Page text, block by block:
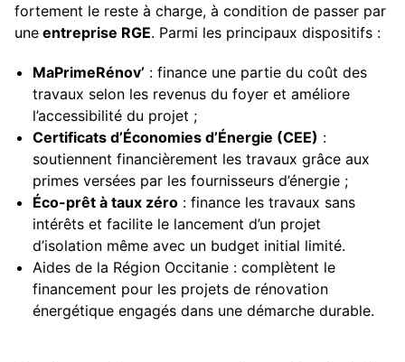
fortement le reste à charge, à condition de passer par
une entreprise RGE. Parmi les principaux dispositifs :
MaPrimeRénov’ : finance une partie du coût des
travaux selon les revenus du foyer et améliore
l’accessibilité du projet ;
Certificats d’Économies d’Énergie (CEE) :
soutiennent financièrement les travaux grâce aux
primes versées par les fournisseurs d’énergie ;
Éco-prêt à taux zéro : finance les travaux sans
intérêts et facilite le lancement d’un projet
d’isolation même avec un budget initial limité.
Aides de la Région Occitanie : complètent le
financement pour les projets de rénovation
énergétique engagés dans une démarche durable.